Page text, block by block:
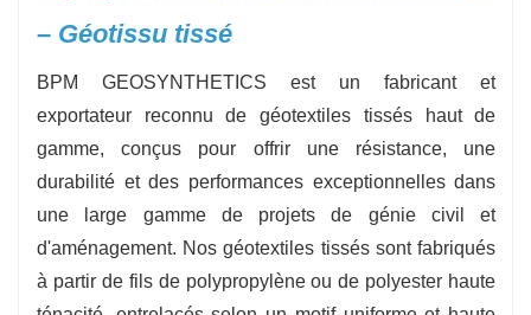
– Géotissu tissé
BPM GEOSYNTHETICS est un fabricant et
exportateur reconnu de géotextiles tissés haut de
gamme, conçus pour offrir une résistance, une
durabilité et des performances exceptionnelles dans
une large gamme de projets de génie civil et
d'aménagement. Nos géotextiles tissés sont fabriqués
à partir de fils de polypropylène ou de polyester haute